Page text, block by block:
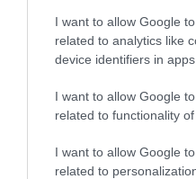
I want to allow Google
related to analytics like
device identifiers in apps.
I want to allow Google
related to functionality
I want to allow Google
related to
Kiss Rita
Gyrost,
volt!
úr
térni